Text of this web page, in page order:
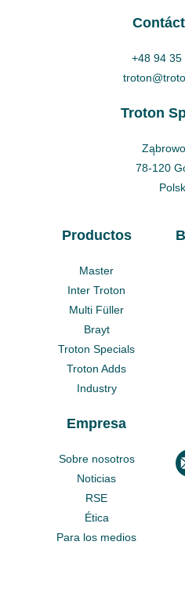
+48 94 35
Troton
78-120
Productos
Master
Inter Troton
Multi Füller
Brayt
Troton Specials
Troton Adds
Industry
Empresa
Sobre nosotros
Noticias
RSE
Ética
Para los medios